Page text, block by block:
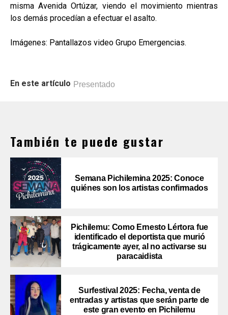
misma Avenida Ortúzar, viendo el movimiento mientras
los demás procedían a efectuar el asalto.
Imágenes: Pantallazos video Grupo Emergencias.
En este artículo Presentado
También te puede gustar
Semana Pichilemina 2025: Conoce
quiénes son los artistas confirmados
Pichilemu: Como Ernesto Lértora fue
identificado el deportista que murió
trágicamente ayer, al no activarse su
paracaidista
Surfestival 2025: Fecha, venta de
entradas y artistas que serán parte de
este gran evento en Pichilemu